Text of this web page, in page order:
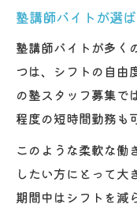
塾講師バイトが選
塾講師バイトが多く
つは、シフトの自由
の塾スタッフ募集で
程度の短時間勤務も
このような柔軟な働
したい方にとって大
期間中はシフトを減